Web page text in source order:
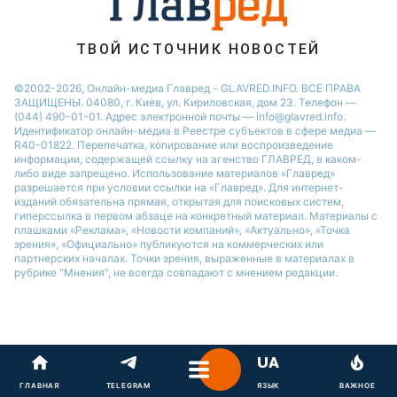
ТВОЙ ИСТОЧНИК НОВОСТЕЙ
©2002-2026, Онлайн-медиа Главред - GLAVRED.INFO. ВСЕ ПРАВА
ЗАЩИЩЕНЫ. 04080, г. Киев, ул. Кириловская, дом 23. Телефон —
(044) 490-01-01. Адрес электронной почты — info@glavred.info.
Идентификатор онлайн-медиа в Реестре cубъектов в сфере медиа —
R40-01822. Перепечатка, копирование или воспроизведение
информации, содержащей ссылку на агенство ГЛАВРЕД, в каком-
либо виде запрещено. Использование материалов «Главред»
разрешается при условии ссылки на «Главред». Для интернет-
изданий обязательна прямая, открытая для поисковых систем,
гиперссылка в первом абзаце на конкретный материал. Материалы с
плашками «Реклама», «Новости компаний», «Актуально», «Точка
зрения», «Официально» публикуются на коммерческих или
партнерских началах. Точки зрения, выраженные в материалах в
рубрике "Мнения", не всегда совпадают с мнением редакции.
ГЛАВНАЯ TELEGRAM ЯЗЫК ВАЖНОЕ